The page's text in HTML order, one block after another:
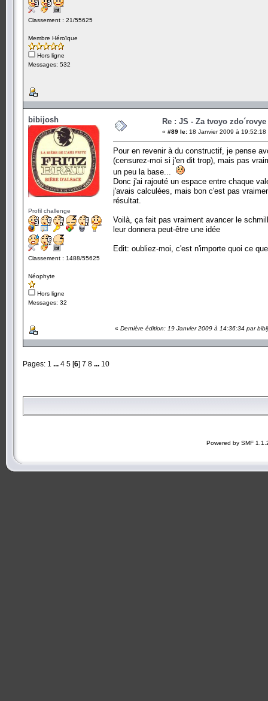
Classement : 21/55625
Membre Héroïque
Hors ligne
Messages: 532
bibijosh
Profil challenge
Classement : 1488/55625
Néophyte
Hors ligne
Messages: 32
Re : JS - Za tvoyo zdo´rovye
« #89 le: 18 Janvier 2009 à 19:52:18
Pour en revenir à du constructif, je pense
(censurez-moi si j'en dit trop), mais pas
un peu la base...
Donc j'ai rajouté un espace entre chaque
j'avais calculées, mais bon c'est pas
résultat.
Voilà, ça fait pas vraiment avancer le
leur donnera peut-être une idée
Edit: oubliez-moi, c'est n'importe quoi ce
« Dernière édition: 19 Janvier 2009 à 14:36:34 par
Pages: 1 ... 4 5 [6] 7 8 ... 10
Powered by SMF